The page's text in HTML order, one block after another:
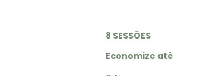
8 SESSÕES
Economize até